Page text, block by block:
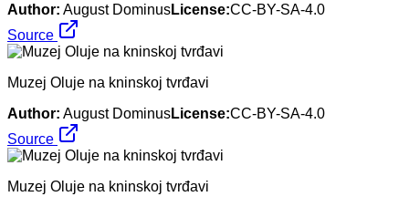
Author: August DominusLicense:CC-BY-SA-4.0
Source
Muzej Oluje na kninskoj tvrđavi
Author: August DominusLicense:CC-BY-SA-4.0
Source
Muzej Oluje na kninskoj tvrđavi